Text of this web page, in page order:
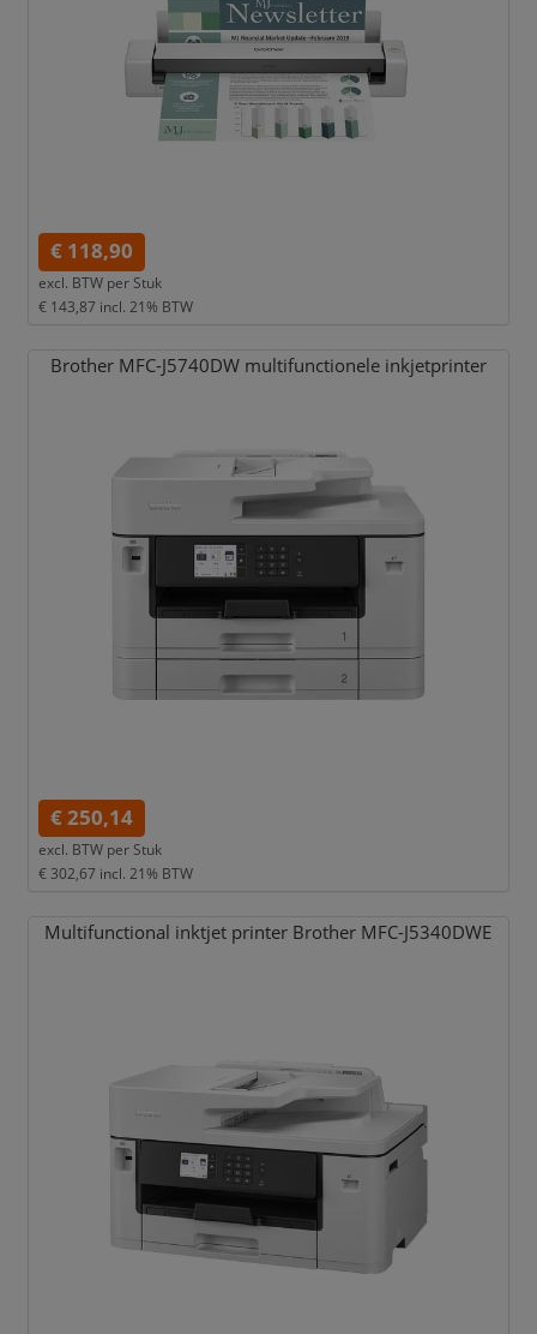
€ 118,90
excl. BTW per Stuk
€ 143,87 incl. 21% BTW
Brother MFC-J5740DW multifunctionele inkjetprinter
€ 250,14
excl. BTW per Stuk
€ 302,67 incl. 21% BTW
Multifunctional inktjet printer Brother MFC-J5340DWE